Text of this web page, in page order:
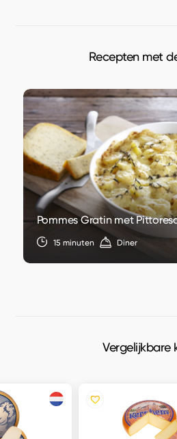
Recepten met
Pommes Gratin met
15 minuten Diner
Vergelijkbare